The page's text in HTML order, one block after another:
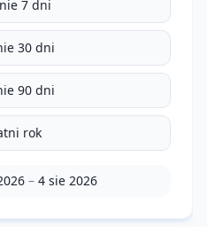
7 dni
30 dni
90 dni
rok
– 4 sie 2026